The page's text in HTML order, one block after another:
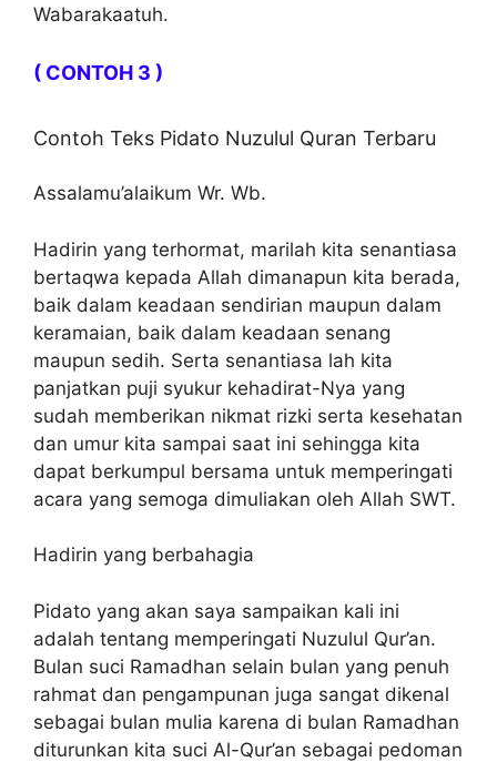
Wabarakaatuh.
( CONTOH 3 )
Contoh Teks Pidato Nuzulul Quran Terbaru
Assalamu’alaikum Wr. Wb.
Hadirin yang terhormat, marilah kita senantiasa
bertaqwa kepada Allah dimanapun kita berada,
baik dalam keadaan sendirian maupun dalam
keramaian, baik dalam keadaan senang
maupun sedih. Serta senantiasa lah kita
panjatkan puji syukur kehadirat-Nya yang
sudah memberikan nikmat rizki serta kesehatan
dan umur kita sampai saat ini sehingga kita
dapat berkumpul bersama untuk memperingati
acara yang semoga dimuliakan oleh Allah SWT.
Hadirin yang berbahagia
Pidato yang akan saya sampaikan kali ini
adalah tentang memperingati Nuzulul Qur’an.
Bulan suci Ramadhan selain bulan yang penuh
rahmat dan pengampunan juga sangat dikenal
sebagai bulan mulia karena di bulan Ramadhan
diturunkan kita suci Al-Qur’an sebagai pedoman